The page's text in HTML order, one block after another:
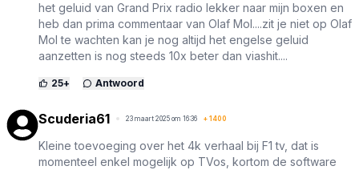
het geluid van Grand Prix radio lekker naar mijn boxen en
heb dan prima commentaar van Olaf Mol....zit je niet op Olaf
Mol te wachten kan je nog altijd het engelse geluid
aanzetten is nog steeds 10x beter dan viashit....
25+ Antwoord
Scuderia61 23 maart 2025 om 16:36 + 1400
Kleine toevoeging over het 4k verhaal bij F1 tv, dat is
momenteel enkel mogelijk op TVos, kortom de software